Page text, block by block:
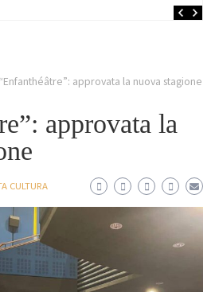
“Enfanthéâtre”: approvata la nuova stagione
approvata la
CULTURA